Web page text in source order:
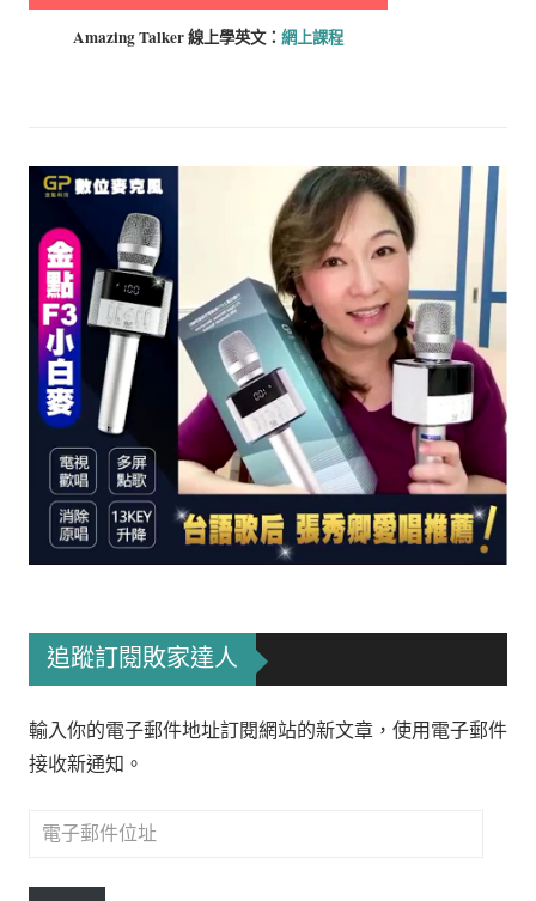
Amazing Talker 線上學英文： 網上課程
追蹤訂閱敗家達人
輸入你的電子郵件地址訂閱網站的新文章，使用電子郵件
接收新通知。
電
郵